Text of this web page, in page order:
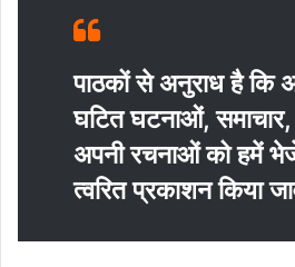
पाठकों से अनुराध है कि
घटित घटनाओं, समाचार,
अपनी रचनाओं को हमें
त्‍वरित प्रकाशन किया